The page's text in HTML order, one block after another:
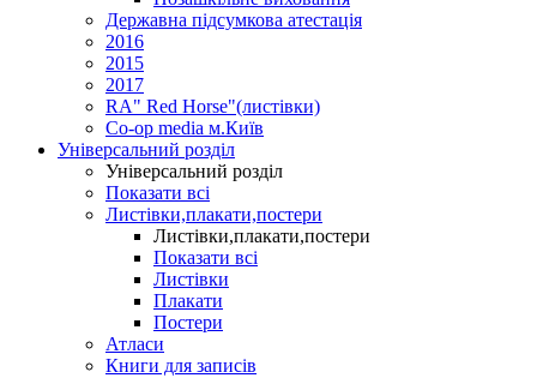
Державна підсумкова атестація
2016
2015
2017
RA" Red Horse"(листівки)
Co-op media м.Київ
Універсальний розділ
Універсальний розділ
Показати всі
Листівки,плакати,постери
Листівки,плакати,постери
Показати всі
Листівки
Плакати
Постери
Атласи
Книги для записів